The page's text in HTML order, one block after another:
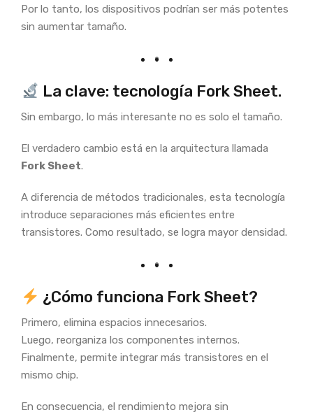
Por lo tanto, los dispositivos podrían ser más potentes
sin aumentar tamaño.
La clave: tecnología Fork Sheet.
Sin embargo, lo más interesante no es solo el tamaño.
El verdadero cambio está en la arquitectura llamada
Fork Sheet.
A diferencia de métodos tradicionales, esta tecnología
introduce separaciones más eficientes entre
transistores. Como resultado, se logra mayor densidad.
¿Cómo funciona Fork Sheet?
Primero, elimina espacios innecesarios.
Luego, reorganiza los componentes internos.
Finalmente, permite integrar más transistores en el
mismo chip.
En consecuencia, el rendimiento mejora sin